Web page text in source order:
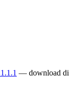
— download di